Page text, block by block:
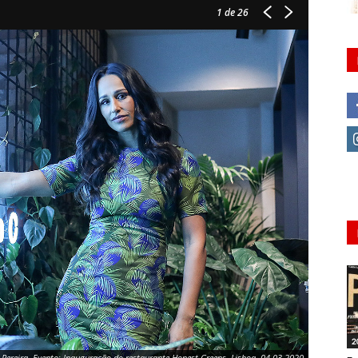
1 de 26